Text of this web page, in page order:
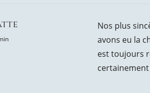
Nos plus
avons eu la
est toujours
certainement